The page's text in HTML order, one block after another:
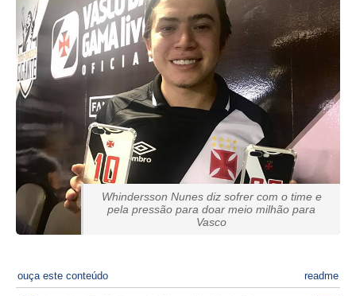
Whindersson Nunes diz sofrer com o time e
pela pressão para doar meio milhão para
Vasco
ouça este conteúdo readme